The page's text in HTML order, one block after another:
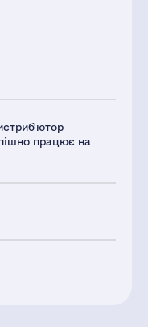
працює на